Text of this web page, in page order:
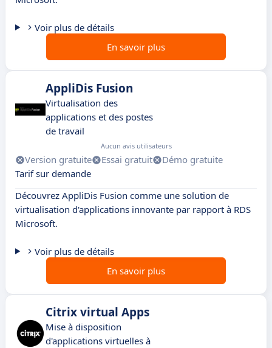
Voir plus de détails
En savoir plus
AppliDis Fusion
Virtualisation des
applications et des postes
de travail
Aucun avis utilisateurs
Version gratuite Essai gratuit
Démo gratuite
Tarif sur demande
Découvrez AppliDis Fusion comme une solution de
virtualisation d'applications innovante par rapport à RDS
Microsoft.
Voir plus de détails
En savoir plus
Citrix virtual Apps
Mise à disposition
d'applications virtuelles à